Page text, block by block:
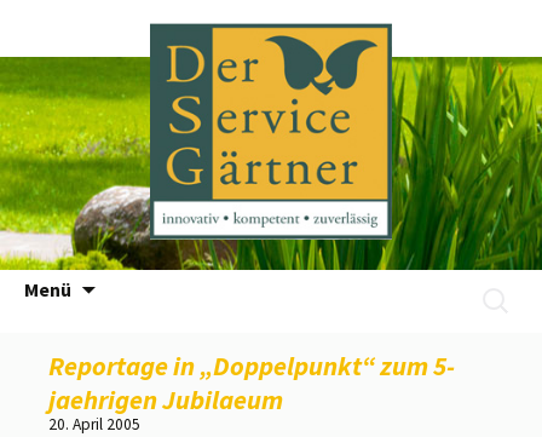
Menü
Zum
Reportage in „Doppelpunkt“ zum 5-
jaehrigen Jubilaeum
20. April 2005